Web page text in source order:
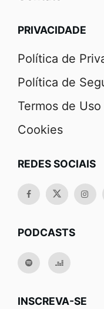
PRIVACIDADE
Política de
Política de
Termos de Uso
Cookies
REDES SOCIAIS
PODCASTS
INSCREVA-SE